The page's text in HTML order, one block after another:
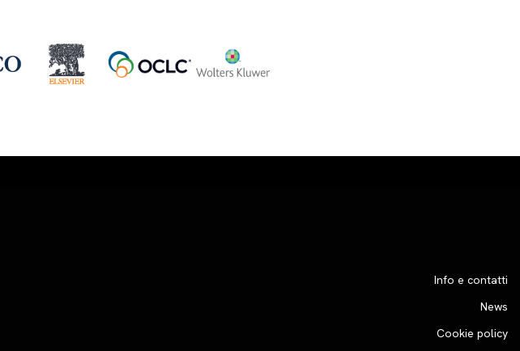
Info e contatti
News
Cookie policy